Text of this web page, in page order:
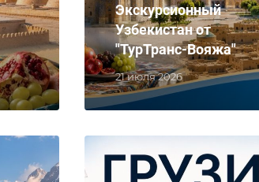
21 июля 2026
Экскурсионный
Узбекистан от
"ТурТранс-Вояжа"